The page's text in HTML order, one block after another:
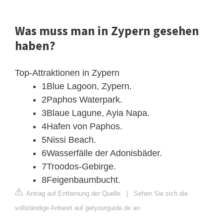
Was muss man in Zypern gesehen
haben?
Top-Attraktionen in Zypern
1Blue Lagoon, Zypern.
2Paphos Waterpark.
3Blaue Lagune, Ayia Napa.
4Hafen von Paphos.
5Nissi Beach.
6Wasserfälle der Adonisbäder.
7Troodos-Gebirge.
8Feigenbaumbucht.
Antrag auf Entfernung der Quelle | Sehen Sie sich die
vollständige Antwort auf getyourguide.de an